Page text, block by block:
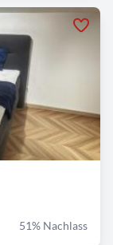
51% Nachlass